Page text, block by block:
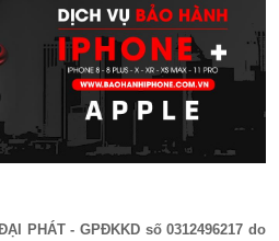
PHÁT - GPĐKKD số 0312496217 do